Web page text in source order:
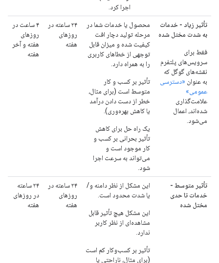
اجرا کرد.
تأثیر زیاد - خدمات
به شدت مختل شده
فقط برای
سرویس‌های پلتفرم
نقشه‌های گوگل که
به عنوان «دسترسی
عمومی»
علامت‌گذاری
شده‌اند، اعمال
می‌شود.
محصول یا خدمات شما در
مرحله تولید دچار افت
کیفیت شده و میزان قابل
توجهی از خطاهای کاربری
را به همراه دارد.
تأثیر بر کسب و کار
متوسط ​​است (برای مثال،
خطر از دست دادن درآمد
یا کاهش بهره‌وری).
یک راه حل برای کاهش
تأثیر بحرانی بر کسب و
کار موجود است و
می‌تواند به سرعت اجرا
شود.
۲۴ ساعته در
روزهای
هفته
۴ ساعت در
روزهای
هفته و آخر
هفته
تأثیر متوسط ​​-
خدمات تا حدی
مختل شده
این مشکل از نظر دامنه و/
یا شدت محدود است.
این مشکل هیچ تأثیر قابل
مشاهده‌ای از نظر کاربر
ندارد.
تأثیر بر کسب‌وکار کم است
(برای مثال، ناراحتی یا
۲۴ ساعته در
روزهای
هفته
۲۴ ساعته
در روزهای
هفته